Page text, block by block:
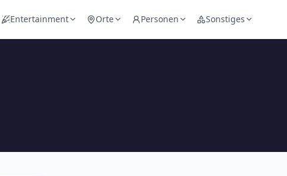
Entertainment Orte Personen Sonstiges